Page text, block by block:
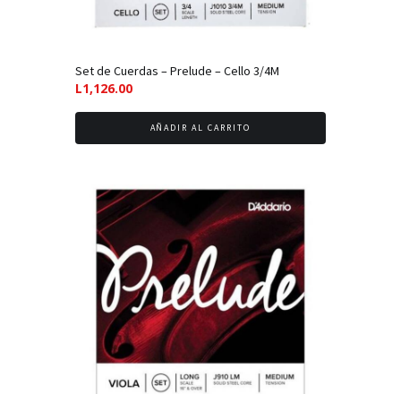
Set de Cuerdas – Prelude – Cello 3/4M
L1,126.00
AÑADIR AL CARRITO